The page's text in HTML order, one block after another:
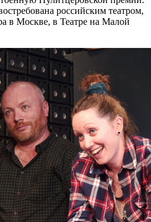
российским театром,
в Москве, в Театре на Малой